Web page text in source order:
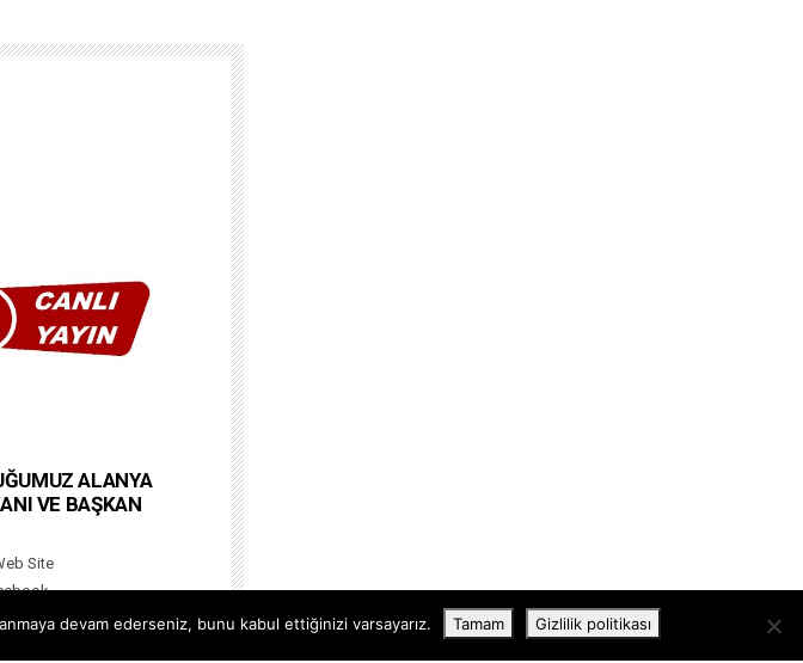
ALANYA
VE BAŞKAN
Site
Twitter
devam ederseniz, bunu kabul ettiğinizi varsayarız. Tamam Gizlilik politikası